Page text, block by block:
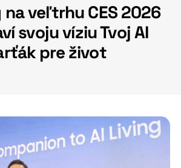
na veľtrhu CES 2026
svoju víziu Tvoj AI
pre život